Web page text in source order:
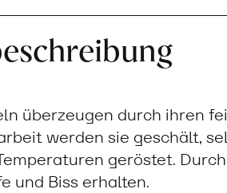
überzeugen durch ihren
werden sie geschält,
geröstet.
und Biss erhalten.